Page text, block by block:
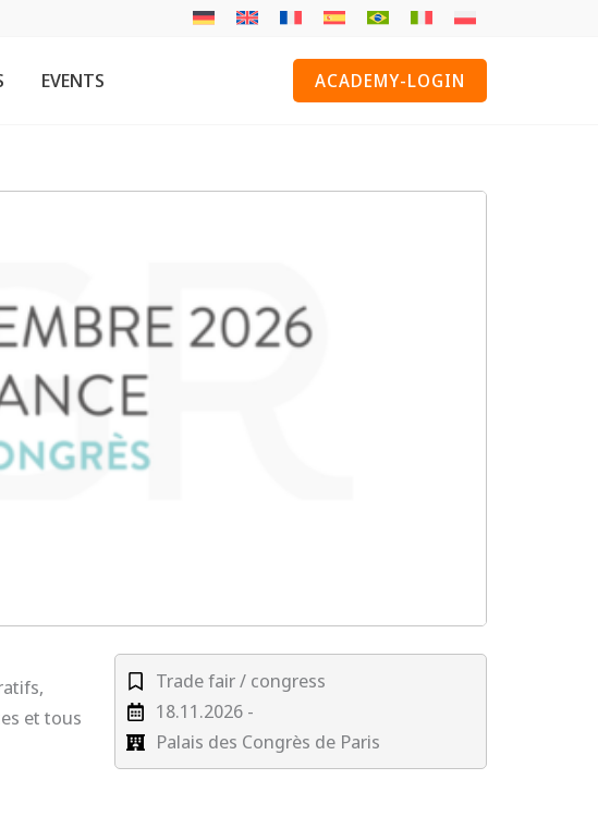
EVENTS ACADEMY-LOGIN
et tous
Trade fair / congress
18.11.2026 -
Palais des Congrès de Paris